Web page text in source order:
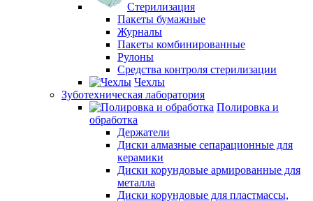
Стерилизация
Пакеты бумажные
Журналы
Пакеты комбинированные
Рулоны
Средства контроля стерилизации
Чехлы
Зуботехническая лаборатория
Полировка и
обработка
Держатели
Диски алмазные сепарационные для
керамики
Диски корундовые армированные для
металла
Диски корундовые для пластмассы,